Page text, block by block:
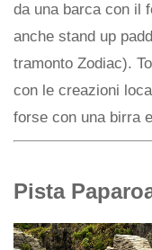
da una barca con il
anche stand up
tramonto Zodiac).
con le creazioni
forse con una birra
Pista